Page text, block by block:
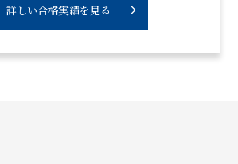
詳しい合格実績を見る